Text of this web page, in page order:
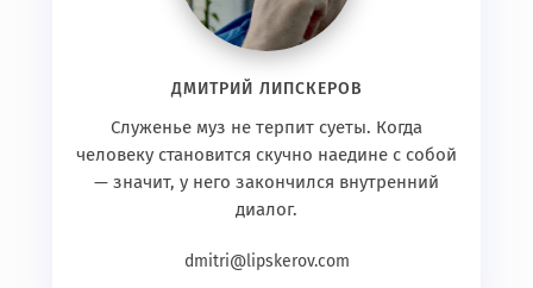
ДМИТРИЙ ЛИПСКЕРОВ
Служенье муз не терпит суеты. Когда
человеку становится скучно наедине с собой
— значит, у него закончился внутренний
диалог.
dmitri@lipskerov.com